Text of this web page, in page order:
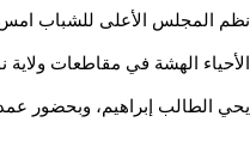
الأحياء الهشة في مقاطعات
يحي الطالب إبراهيم، وبحضور